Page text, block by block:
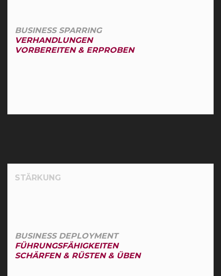
BUSINESS SPARRING
VERHANDLUNGEN
VORBEREITEN & ERPROBEN
STÄRKUNG
BUSINESS DEPLOYMENT
FÜHRUNGSFÄHIGKEITEN
SCHÄRFEN & RÜSTEN & ÜBEN